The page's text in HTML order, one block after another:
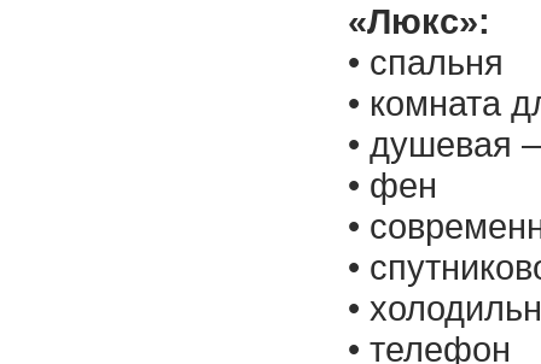
«Люкс»:
• спальня
• комната
• душевая
• фен
•
•
•
• телефон